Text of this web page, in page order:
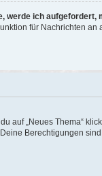
werde ich aufgefordert,
für Nachrichten
auf „Neues Thema“
Berechtigungen